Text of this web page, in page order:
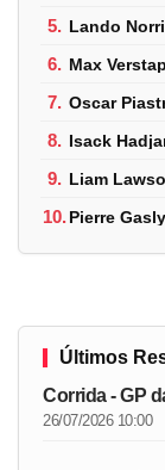
5. Lando
6. Max
7. Oscar
8. Isack
9. Liam
10.Pierre Gasly
Últimos
Corrida - GP
26/07/2026 10:00